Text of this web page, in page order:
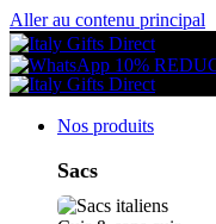
Aller au contenu principal
10%
Nos produits
Sacs